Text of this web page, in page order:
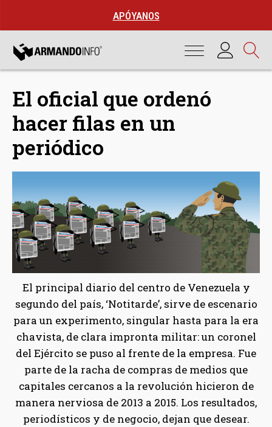
APÓYANOS
El oficial que ordenó
hacer filas en un
periódico
El principal diario del centro de Venezuela y
segundo del país, ‘Notitarde’, sirve de escenario
para un experimento, singular hasta para la era
chavista, de clara impronta militar: un coronel
del Ejército se puso al frente de la empresa. Fue
parte de la racha de compras de medios que
capitales cercanos a la revolución hicieron de
manera nerviosa de 2013 a 2015. Los resultados,
periodísticos y de negocio, dejan que desear.